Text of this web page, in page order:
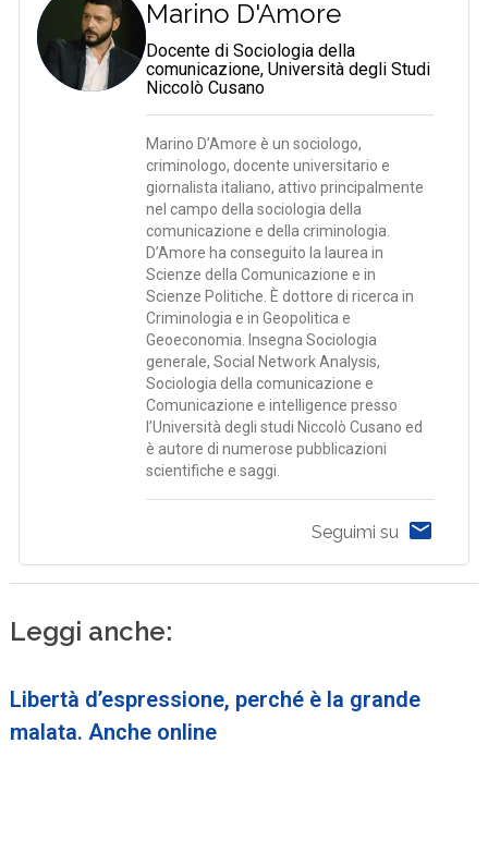
Marino D'Amore
Docente di Sociologia della
comunicazione, Università degli Studi
Niccolò Cusano
Marino D’Amore è un sociologo,
criminologo, docente universitario e
giornalista italiano, attivo principalmente
nel campo della sociologia della
comunicazione e della criminologia.
D’Amore ha conseguito la laurea in
Scienze della Comunicazione e in
Scienze Politiche. È dottore di ricerca in
Criminologia e in Geopolitica e
Geoeconomia. Insegna Sociologia
generale, Social Network Analysis,
Sociologia della comunicazione e
Comunicazione e intelligence presso
l’Università degli studi Niccolò Cusano ed
è autore di numerose pubblicazioni
scientifiche e saggi.
Seguimi su
Leggi anche:
Libertà d’espressione, perché è la grande
malata. Anche online